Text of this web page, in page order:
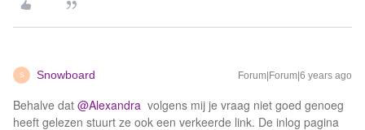
S Snowboard Forum|Forum|6 years ago
Behalve dat @Alexandra volgens mij je vraag niet goed genoeg
heeft gelezen stuurt ze ook een verkeerde link. De inlog pagina